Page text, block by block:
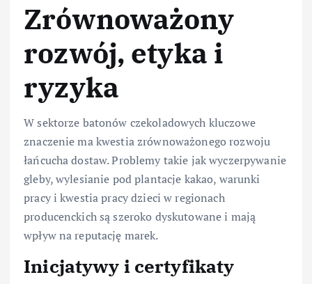
Zrównoważony
rozwój, etyka i
ryzyka
W sektorze batonów czekoladowych kluczowe
znaczenie ma kwestia zrównoważonego rozwoju
łańcucha dostaw. Problemy takie jak wyczerpywanie
gleby, wylesianie pod plantacje kakao, warunki
pracy i kwestia pracy dzieci w regionach
producenckich są szeroko dyskutowane i mają
wpływ na reputację marek.
Inicjatywy i certyfikaty